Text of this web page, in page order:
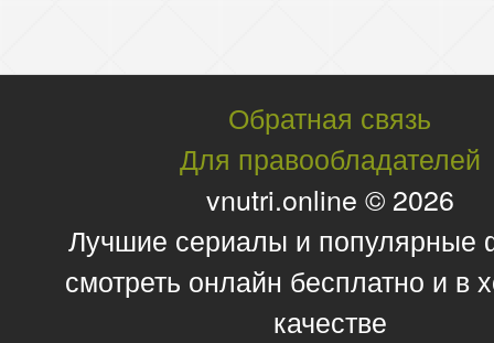
Обратная связь
Для правообладателей
vnutri.online © 2026
Лучшие сериалы и
смотреть онлайн бесплатно и в
качестве